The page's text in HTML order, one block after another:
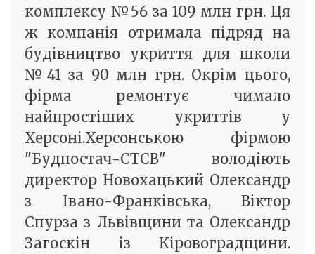
комплексу №56 за 109 млн грн. Ця
ж компанія отримала підряд на
будівництво укриття для школи
№41 за 90 млн грн. Окрім цього,
фірма ремонтує чимало
найпростіших укриттів у
Херсоні.Херсонською фірмою
"Будпостач-СТСВ" володіють
директор Новохацький Олександр
з Івано-Франківська, Віктор
Спурза з Львівщини та Олександр
Загоскін із Кіровоградщини.